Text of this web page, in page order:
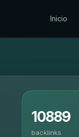
Inicio
10889
backlinks